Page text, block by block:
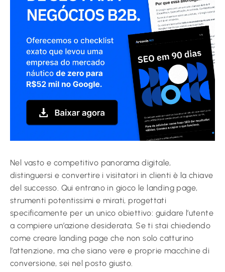
Nel vasto e competitivo panorama digitale,
distinguersi e convertire i visitatori in clienti è la chiave
del successo. Qui entrano in gioco le landing page,
strumenti potentissimi e mirati, progettati
specificamente per un unico obiettivo: guidare l’utente
a compiere un’azione desiderata. Se ti stai chiedendo
come creare landing page che non solo catturino
l’attenzione, ma che siano vere e proprie macchine di
conversione, sei nel posto giusto.